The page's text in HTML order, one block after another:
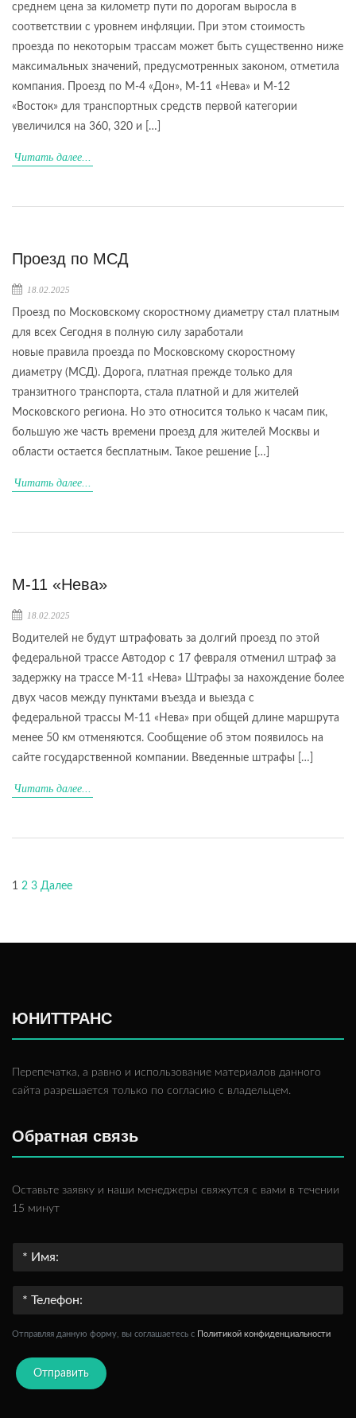
среднем цена за километр пути по дорогам выросла в
соответствии с уровнем инфляции. При этом стоимость
проезда по некоторым трассам может быть существенно ниже
максимальных значений, предусмотренных законом, отметила
компания. Проезд по М-4 «Дон», М-11 «Нева» и М-12
«Восток» для транспортных средств первой категории
увеличился на 360, 320 и […]
Читать далее...
Проезд по МСД
18.02.2025
Проезд по Московскому скоростному диаметру стал платным
для всех Сегодня в полную силу заработали
новые правила проезда по Московскому скоростному
диаметру (МСД). Дорога, платная прежде только для
транзитного транспорта, стала платной и для жителей
Московского региона. Но это относится только к часам пик,
большую же часть времени проезд для жителей Москвы и
области остается бесплатным. Такое решение […]
Читать далее...
М-11 «Нева»
18.02.2025
Водителей не будут штрафовать за долгий проезд по этой
федеральной трассе Автодор с 17 февраля отменил штраф за
задержку на трассе М-11 «Нева» Штрафы за нахождение более
двух часов между пунктами въезда и выезда с
федеральной трассы М-11 «Нева» при общей длине маршрута
менее 50 км отменяются. Сообщение об этом появилось на
сайте государственной компании. Введенные штрафы […]
Читать далее...
Пагинация
1 2 3 Далее
ЮНИТТРАНС
Перепечатка, а равно и использование материалов данного
сайта разрешается только по согласию с владельцем.
Обратная связь
Оставьте заявку и наши менеджеры свяжутся с вами в течении
15 минут
Отправляя данную форму, вы соглашаетесь c Политикой конфиденциальности
Отправить